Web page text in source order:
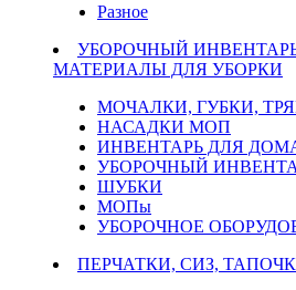
Разное
УБОРОЧНЫЙ
МАТЕРИАЛЫ ДЛЯ УБОРКИ
МОЧАЛКИ, ГУБКИ,
НАСАДКИ МОП
ИНВЕНТАРЬ ДЛЯ
УБОРОЧНЫЙ
ШУБКИ
МОПы
УБОРОЧНОЕ
ПЕРЧАТКИ, СИЗ,